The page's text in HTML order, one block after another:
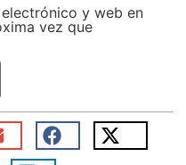
y web en
vez que